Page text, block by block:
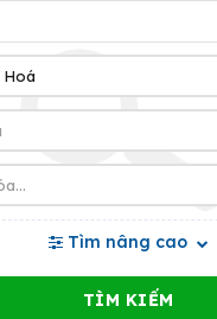
Tìm nâng cao